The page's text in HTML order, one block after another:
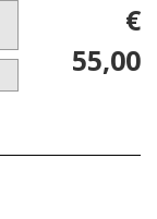
€
55,00